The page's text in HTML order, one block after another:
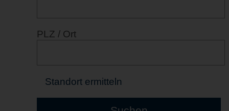
PLZ / Ort
Standort ermitteln